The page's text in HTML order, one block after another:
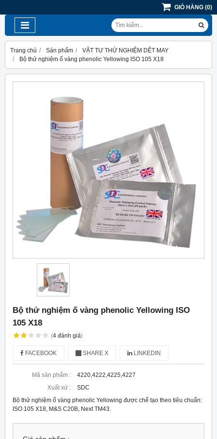
GIỎ HÀNG (0)
Trang chủ Sản phẩm
VẬT TƯ THỬ NGHIỆM DỆT MAY
Bộ thử nghiệm ố vàng phenolic Yellowing ISO 105 X18
Bộ thử nghiệm ố vàng phenolic Yellowing ISO
105 X18
(4 đánh giá)
FACEBOOK SHARE X LINKEDIN
Mã sản phẩm :
4220,4222,4225,4227
Xuất xứ :
SDC
Bộ thử nghiệm ố vàng phenolic Yellowing được chế tạo theo tiêu chuẩn:
ISO 105 X18, M&S C20B, Next TM43.